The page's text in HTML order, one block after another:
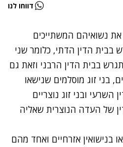
דווחו לנו
את נשואיהם המשתייכים
בבית הדין הדתי, כלומר שני
בבית הדין הרבני וזאת גם
בני זוג מוסלמים שנישאו
ובני זוג נוצריים
של העדה הנוצרית שאליה
בנישואין אזרחיים ואחד מהם